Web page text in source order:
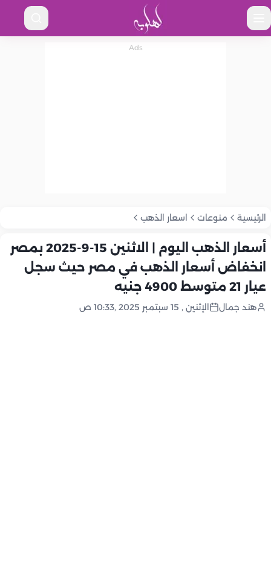
الرئيسية منوعات اسعار الذهب
أسعار الذهب اليوم | الاثنين 15-9-2025 بمصر
انخفاض أسعار الذهب في مصر حيث سجل
عيار 21 متوسط 4900 جنيه
هند جمال الإثنين , 15 سبتمبر 2025 ,10:33 ص